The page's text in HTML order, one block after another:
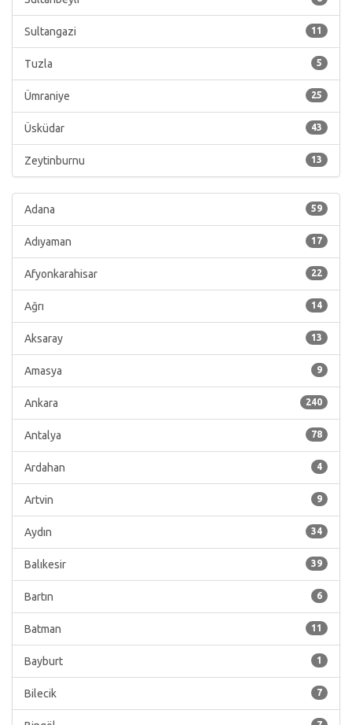
11
Sultangazi
5
Tuzla
25
Ümraniye
43
Üsküdar
13
Zeytinburnu
59
Adana
17
Adıyaman
22
Afyonkarahisar
14
Ağrı
13
Aksaray
9
Amasya
240
Ankara
78
Antalya
4
Ardahan
9
Artvin
34
Aydın
39
Balıkesir
6
Bartın
11
Batman
1
Bayburt
7
Bilecik